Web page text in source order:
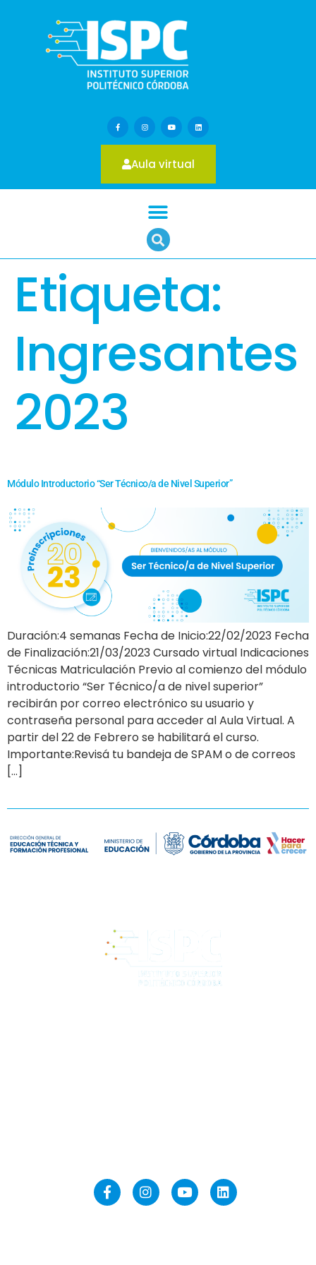
Aula virtual
Etiqueta:
Ingresantes
2023
Módulo Introductorio “Ser Técnico/a de Nivel Superior”
Duración:4 semanas Fecha de Inicio:22/02/2023 Fecha
de Finalización:21/03/2023 Cursado virtual Indicaciones
Técnicas Matriculación Previo al comienzo del módulo
introductorio “Ser Técnico/a de nivel superior”
recibirán por correo electrónico su usuario y
contraseña personal para acceder al Aula Virtual. A
partir del 22 de Febrero se habilitará el curso.
Importante:Revisá tu bandeja de SPAM o de correos
[…]